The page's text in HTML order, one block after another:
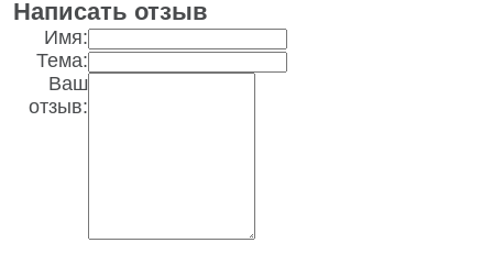
Написать отзыв
Имя:
Тема:
Ваш
отзыв: